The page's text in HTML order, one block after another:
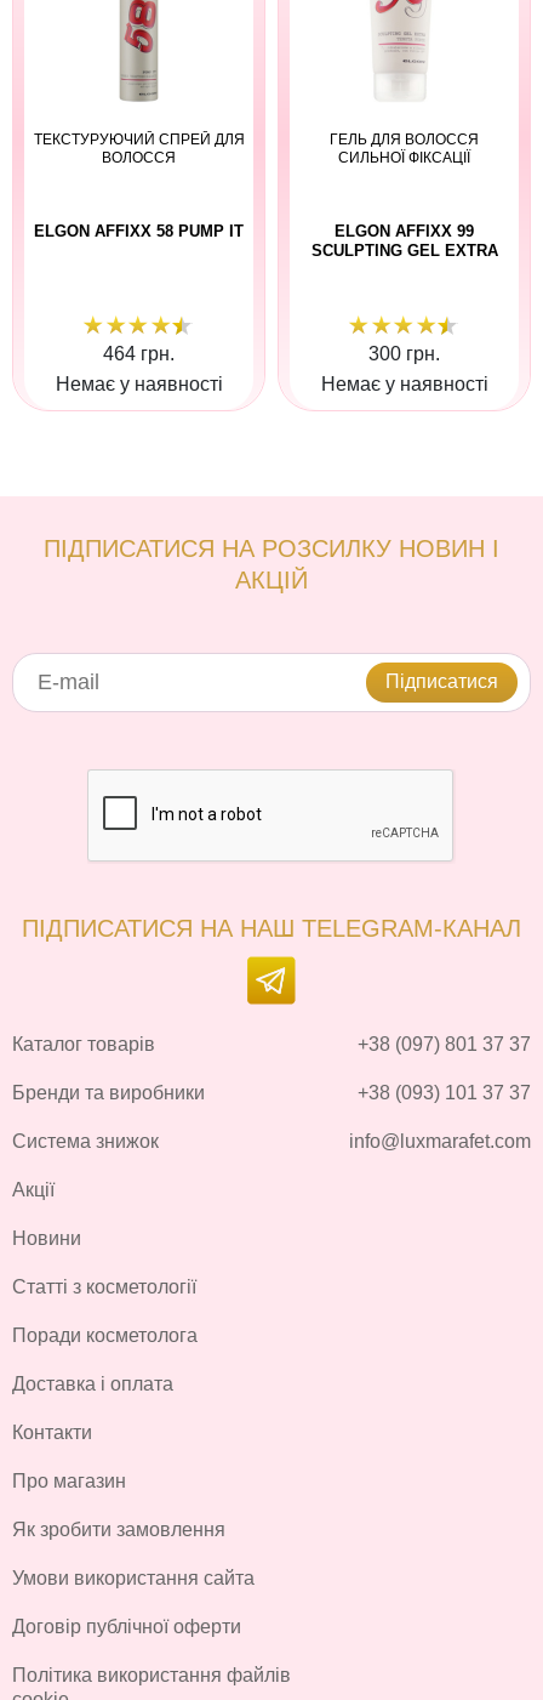
ТЕКСТУРУЮЧИЙ СПРЕЙ ДЛЯ
ВОЛОССЯ
ELGON AFFIXX 58 PUMP IT
464 грн.
Немає у наявності
ГЕЛЬ ДЛЯ ВОЛОССЯ
СИЛЬНОЇ ФІКСАЦІЇ
ELGON AFFIXX 99
SCULPTING GEL EXTRA
300 грн.
Немає у наявності
ПІДПИСАТИСЯ НА РОЗСИЛКУ НОВИН І
АКЦІЙ
Підписатися
ПІДПИСАТИСЯ НА НАШ TELEGRAM-КАНАЛ
Каталог товарів
Бренди та виробники
Система знижок
Акції
Новини
Статті з косметології
Поради косметолога
Доставка і оплата
Контакти
Про магазин
Як зробити замовлення
Умови використання сайта
Договір публічної оферти
Політика використання файлів
+38 (097) 801 37 37
+38 (093) 101 37 37
info@luxmarafet.com